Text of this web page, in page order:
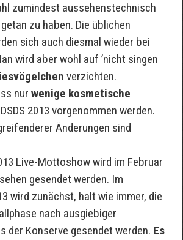
zumindest aussehenstechnisch
zu haben. Die üblichen
sich auch diesmal wieder bei
wird aber wohl auf ’nicht singen
verzichten.
nur wenige kosmetische
2013 vorgenommen werden.
Änderungen sind
Live-Mottoshow wird im Februar
gesendet werden. Im
wird zunächst, halt wie immer, die
nach ausgiebiger
der Konserve gesendet werden. Es